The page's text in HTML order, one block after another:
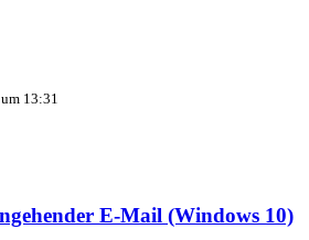
13:31
E-Mail (Windows 10)